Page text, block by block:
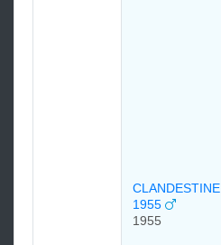
CLANDESTINE
1955
1955